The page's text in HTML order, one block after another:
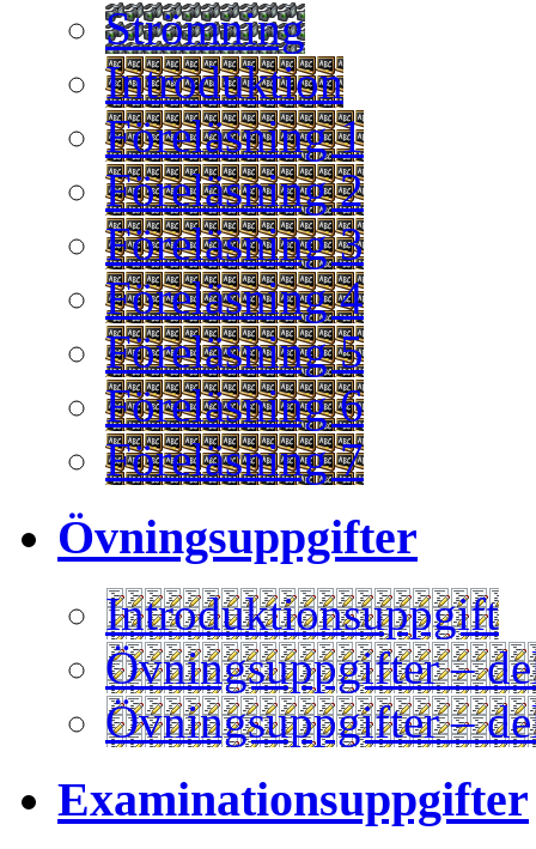
Strömning
Introduktion
Föreläsning 1
Föreläsning 2
Föreläsning 3
Föreläsning 4
Föreläsning 5
Föreläsning 6
Föreläsning 7
Övningsuppgifter
Introduktionsuppgift
Övningsuppgifter –
Övningsuppgifter –
Examinationsuppgifter